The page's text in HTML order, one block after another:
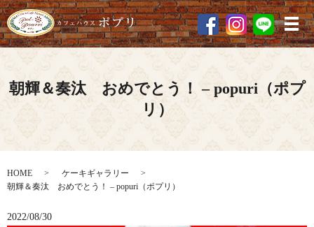
メ
朝輝＆奏汰 おめでとう！ – popuri（ポプ
リ）
HOME
ケーキギャラリー
朝輝＆奏汰 おめでとう！ – popuri（ポプリ）
2022/08/30